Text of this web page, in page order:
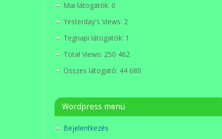
Mai látogatók: 0
Yesterday's Views: 2
Tegnapi látogatók: 1
Total Views: 250 462
Összes látogató: 44 680
Wordpress menü
Bejelentkezés